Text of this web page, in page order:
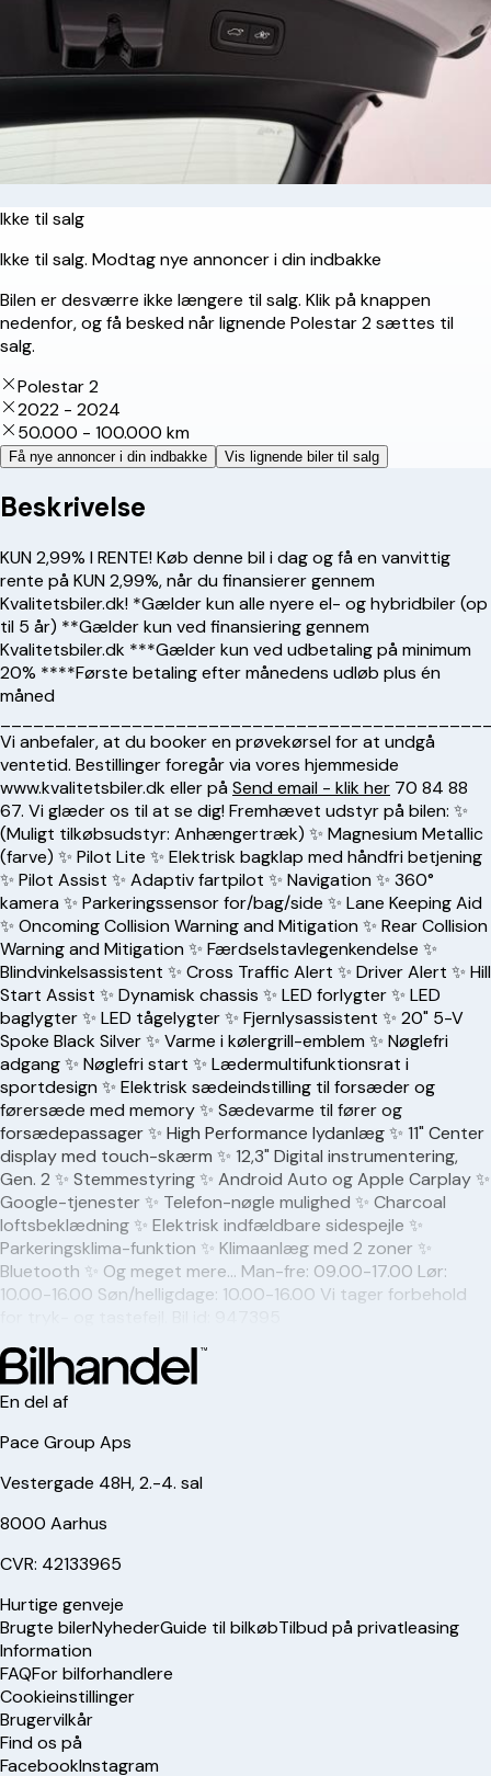
Ikke til salg
Ikke til salg. Modtag nye annoncer i din indbakke
Bilen er desværre ikke længere til salg. Klik på knappen
nedenfor, og få besked når lignende Polestar 2 sættes til
salg.
Polestar 2
2022 - 2024
50.000 - 100.000 km
Få nye annoncer i din indbakke Vis lignende biler til salg
Beskrivelse
KUN 2,99% I RENTE! Køb denne bil i dag og få en vanvittig
rente på KUN 2,99%, når du finansierer gennem
Kvalitetsbiler.dk! *Gælder kun alle nyere el- og hybridbiler (op
til 5 år) **Gælder kun ved finansiering gennem
Kvalitetsbiler.dk ***Gælder kun ved udbetaling på minimum
20% ****Første betaling efter månedens udløb plus én
måned
Vi anbefaler, at du booker en prøvekørsel for at undgå
ventetid. Bestillinger foregår via vores hjemmeside
www.kvalitetsbiler.dk eller påSend email - klik her 70 84 88
67. Vi glæder os til at se dig! Fremhævet udstyr på bilen: ✨
(Muligt tilkøbsudstyr: Anhængertræk) ✨ Magnesium Metallic
(farve) ✨ Pilot Lite ✨ Elektrisk bagklap med håndfri betjening
✨ Pilot Assist ✨ Adaptiv fartpilot ✨ Navigation ✨ 360°
kamera ✨ Parkeringssensor for/bag/side ✨ Lane Keeping Aid
✨ Oncoming Collision Warning and Mitigation ✨ Rear Collision
Warning and Mitigation ✨ Færdselstavlegenkendelse ✨
Blindvinkelsassistent ✨ Cross Traffic Alert ✨ Driver Alert ✨ Hill
Start Assist ✨ Dynamisk chassis ✨ LED forlygter ✨ LED
baglygter ✨ LED tågelygter ✨ Fjernlysassistent ✨ 20" 5-V
Spoke Black Silver ✨ Varme i kølergrill-emblem ✨ Nøglefri
adgang ✨ Nøglefri start ✨ Lædermultifunktionsrat i
sportdesign ✨ Elektrisk sædeindstilling til forsæder og
førersæde med memory ✨ Sædevarme til fører og
forsædepassager ✨ High Performance lydanlæg ✨ 11" Center
display med touch-skærm ✨ 12,3" Digital instrumentering,
Gen. 2 ✨ Stemmestyring ✨ Android Auto og Apple Carplay ✨
Google-tjenester ✨ Telefon-nøgle mulighed ✨ Charcoal
loftsbeklædning ✨ Elektrisk indfældbare sidespejle ✨
Parkeringsklima-funktion ✨ Klimaanlæg med 2 zoner ✨
Bluetooth ✨ Og meget mere… Man-fre: 09.00-17.00 Lør:
10.00-16.00 Søn/helligdage: 10.00-16.00 Vi tager forbehold
En del af
Pace Group Aps
Vestergade 48H, 2.-4. sal
8000 Aarhus
CVR: 42133965
Hurtige genveje
Brugte bilerNyhederGuide til bilkøbTilbud på privatleasing
Information
FAQFor bilforhandlere
Cookieinstillinger
Brugervilkår
Find os på
FacebookInstagram